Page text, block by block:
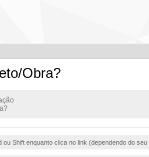
Obra?
Shift enquanto clica no link (dependendo do seu